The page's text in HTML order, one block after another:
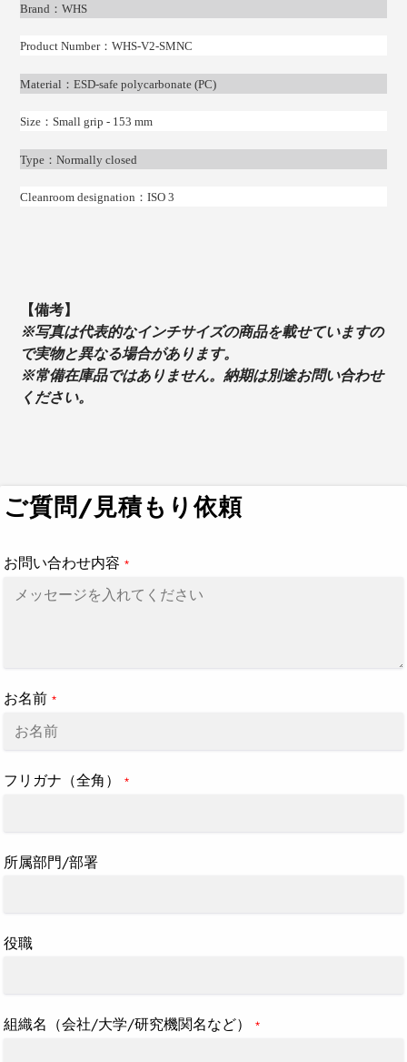
Brand ： WHS
Product Number： WHS-V2-SMNC
Material ： ESD-safe polycarbonate (PC)
Size ： Small grip - 153 mm
Type ： Normally closed
Cleanroom designation ： ISO 3
【備考】
※写真は代表的なインチサイズの商品を載せていますの
で実物と異なる場合があります。
※常備在庫品ではありません。納期は別途お問い合わせ
ください。
ト
に
を
追
ご質問/見積もり依頼
お問い合わせ内容 *
お名前 *
フリガナ（全角） *
所属部門/部署
役職
組織名（会社/大学/研究機関名など） *